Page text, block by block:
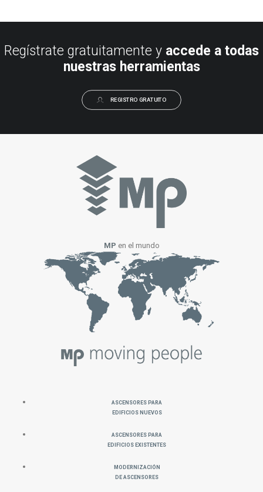
Regístrate gratuitamente y accede a todas
nuestras herramientas
REGISTRO GRATUITO
MP en el mundo
Ascensores para
Edificios Nuevos
Ascensores para
Edificios Existentes
Modernización
de Ascensores